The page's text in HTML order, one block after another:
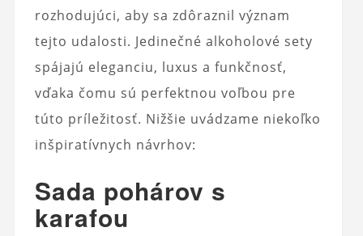
rozhodujúci, aby sa zdôraznil význam
tejto udalosti. Jedinečné alkoholové sety
spájajú eleganciu, luxus a funkčnosť,
vďaka čomu sú perfektnou voľbou pre
túto príležitosť. Nižšie uvádzame niekoľko
inšpiratívnych návrhov:
Sada pohárov s
karafou